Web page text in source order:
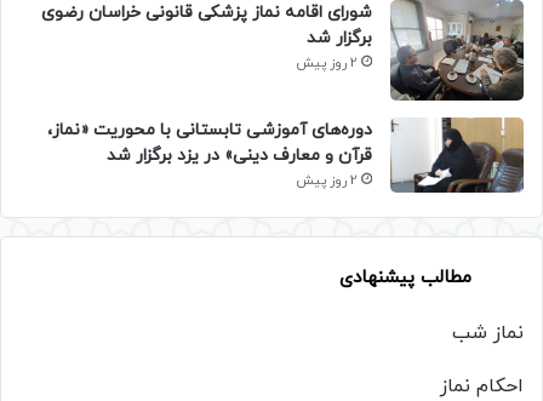
شورای اقامه نماز پزشکی قانونی خراسان رضوی
برگزار شد
2 روز پیش
دوره‌های آموزشی تابستانی با محوریت «نماز،
قرآن و معارف دینی» در یزد برگزار شد
2 روز پیش
مطالب پیشنهادی
نماز شب
احکام نماز